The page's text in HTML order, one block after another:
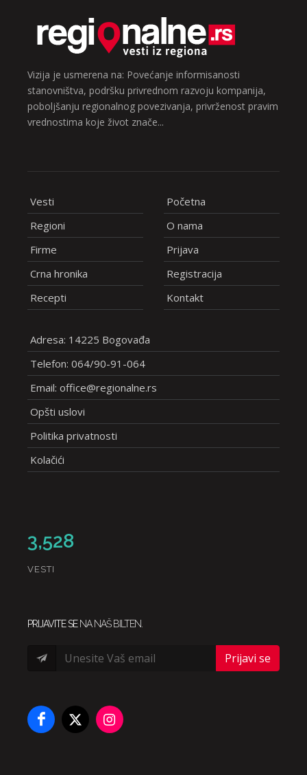
Vizija je usmerena na: Povećanje informisanosti
stanovništva, podršku privrednom razvoju kompanija,
poboljšanju regionalnog povezivanja, privrženost pravim
vrednostima koje život znače...
Vesti
Regioni
Firme
Crna hronika
Recepti
Početna
O nama
Prijava
Registracija
Kontakt
Adresa: 14225 Bogovađa
Telefon: 064/90-91-064
Email: office@regionalne.rs
Opšti uslovi
Politika privatnosti
Kolačići
3,528
VESTI
PRIJAVITE SENA NAŠ BILTEN.
Prijavi se